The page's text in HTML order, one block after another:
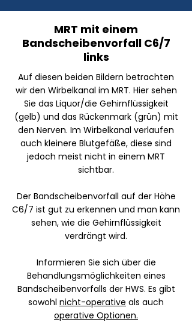
MRT mit einem
Bandscheibenvorfall C6/7
links
Auf diesen beiden Bildern betrachten
wir den Wirbelkanal im MRT. Hier sehen
Sie das Liquor/die Gehirnflüssigkeit
(gelb) und das Rückenmark (grün) mit
den Nerven. Im Wirbelkanal verlaufen
auch kleinere Blutgefäße, diese sind
jedoch meist nicht in einem MRT
sichtbar.
Der Bandscheibenvorfall auf der Höhe
C6/7 ist gut zu erkennen und man kann
sehen, wie die Gehirnflüssigkeit
verdrängt wird.
Informieren Sie sich über die
Behandlungsmöglichkeiten eines
Bandscheibenvorfalls der HWS. Es gibt
sowohl nicht-operative als auch
operative Optionen.